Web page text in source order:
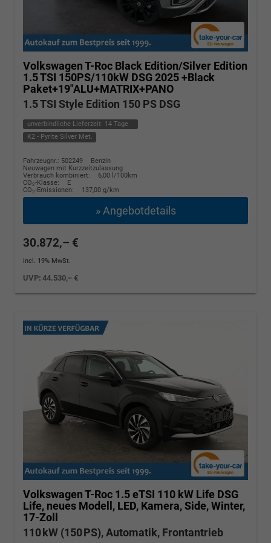
Volkswagen T-Roc Black Edition/Silver Edition
1.5 TSI 150PS/110kW DSG 2025 +Black
Paket+19"ALU+MATRIX+PANO
1.5 TSI Style Edition 150 PS DSG
unverbindliche Lieferzeit: 14 Tage
K2 - Pyrite Silver Met.
Fahrzeugnr.: 502249
Benzin
Neuwagen mit Kurzzeitzulassung
Verbrauch kombiniert:
6,00 l/100km
CO2-Klasse:
E
CO2-Emissionen: 137,00 g/km
» Angebotdetails
30.872,– €
incl. 19% MwSt.
UVP:44.530,– €
Volkswagen T-Roc 1.5 eTSI 110 kW Life DSG
Life, neues Modell, LED, Kamera, Side, Winter,
17-Zoll
110 kW (150 PS), Automatik, Frontantrieb